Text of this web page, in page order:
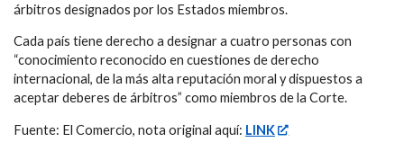
árbitros designados por los Estados miembros.
Cada país tiene derecho a designar a cuatro personas con
“conocimiento reconocido en cuestiones de derecho
internacional, de la más alta reputación moral y dispuestos a
aceptar deberes de árbitros” como miembros de la Corte.
Fuente: El Comercio, nota original aquí: LINK